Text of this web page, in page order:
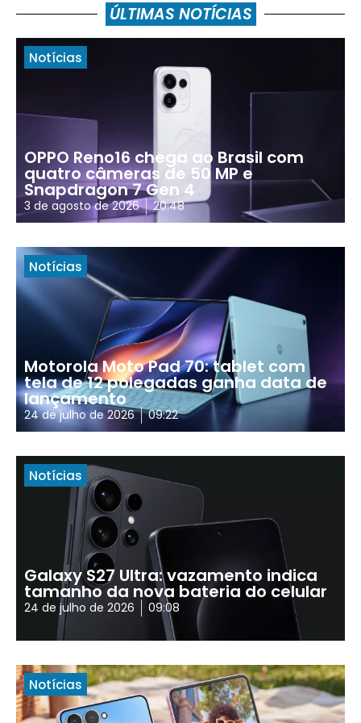
ÚLTIMAS NOTÍCIAS
Notícias
OPPO Reno16 chega ao Brasil com
quatro câmeras de 50 MP e
Snapdragon 7 Gen 4
3 de agosto de 2026 20:48
Notícias
Motorola Moto Pad 70: tablet com
tela de 12 polegadas ganha data de
lançamento
24 de julho de 2026 09:22
Notícias
Galaxy S27 Ultra: vazamento indica
tamanho da nova bateria do celular
24 de julho de 2026 09:08
Notícias